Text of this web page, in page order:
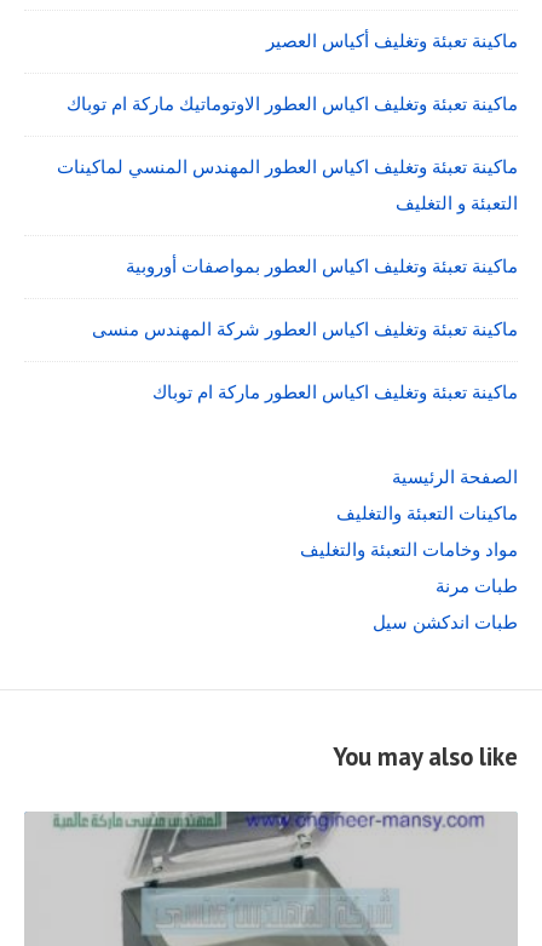
ماكينة تعبئة وتغليف أكياس العصير
ماكينة تعبئة وتغليف اكياس العطور الاوتوماتيك ماركة ام توباك
ماكينة تعبئة وتغليف اكياس العطور المهندس المنسي لماكينات
التعبئة و التغليف
ماكينة تعبئة وتغليف اكياس العطور بمواصفات أوروبية
ماكينة تعبئة وتغليف اكياس العطور شركة المهندس منسى
ماكينة تعبئة وتغليف اكياس العطور ماركة ام توباك
الصفحة الرئيسية
ماكينات التعبئة والتغليف
مواد وخامات التعبئة والتغليف
طبات مرنة
طبات اندكشن سيل
You may also like